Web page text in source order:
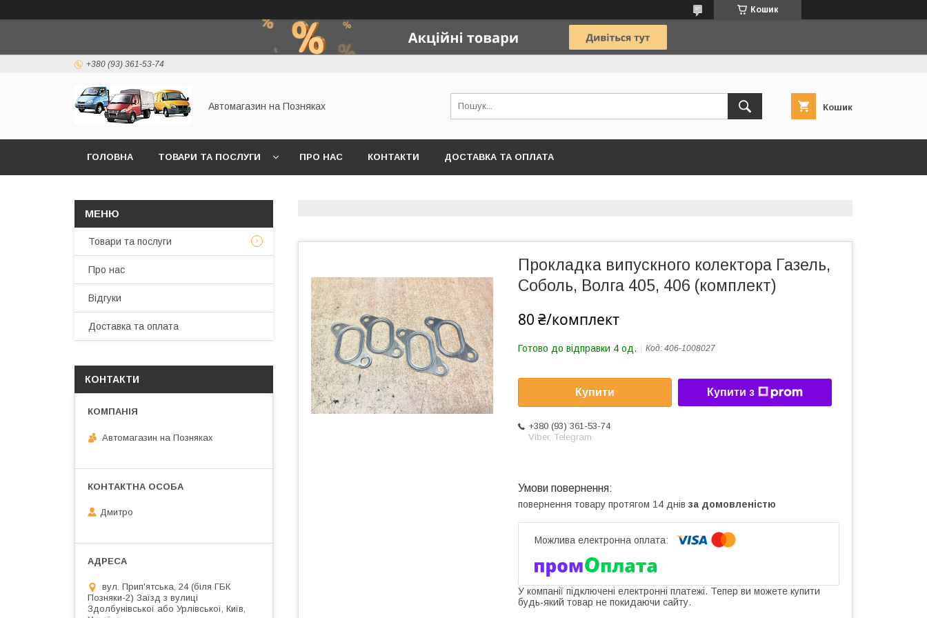
Кошик
+380 (93) 361-53-74
Автомагазин на Позняках Кошик
ГОЛОВНА ТОВАРИ ТА ПОСЛУГИ ПРО НАС КОНТАКТИ ДОСТАВКА ТА ОПЛАТА
Прокладка випускного колектора Газель,
Соболь, Волга 405, 406 (комплект)
80 ₴/комплект
Готово до відправки 4 од. Код: 406-1008027
Купити Купити з
+380 (93) 361-53-74
Viber, Telegram
повернення товару протягом 14 днів за домовленістю
У компанії підключені електронні платежі. Тепер ви можете купити
будь-який товар не покидаючи сайту.
Товари та послуги
Про нас
Відгуки
Доставка та оплата
КОНТАКТИ
Автомагазин на Позняках
Дмитро
вул. Прип'ятська, 24 (біля ГБК
Позняки-2) Заїзд з вулиці
Здолбунівської або Урлівської, Київ,